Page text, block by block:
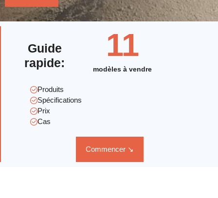
Guide
rapide: 11
modèles à vendre
Produits
Spécifications
Prix
Cas
Commencer ↘